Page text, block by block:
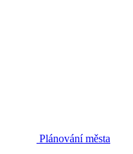
Plánování města